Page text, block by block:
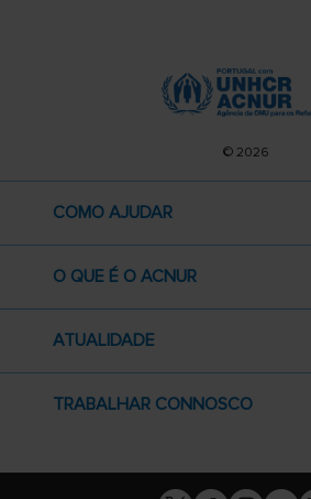
© 2026
COMO AJUDAR
O QUE É O ACNUR
ATUALIDADE
TRABALHAR CONNOSCO